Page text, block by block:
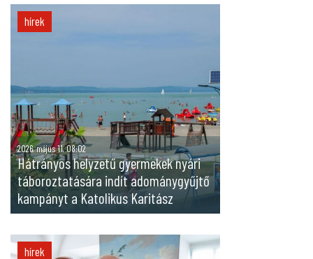
hírek
2026. május 11. 08:02
Hátrányos helyzetű gyermekek nyári
táboroztatására indít adománygyűjtő
kampányt a Katolikus Karitász
hírek